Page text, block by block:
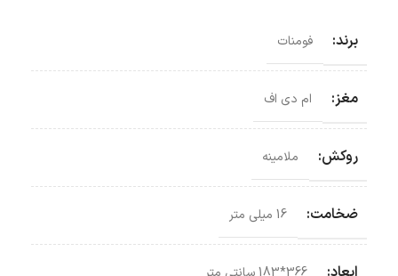
برند: فومنات
مغز: ام دی اف
روکش: ملامینه
ضخامت: 16 میلی متر